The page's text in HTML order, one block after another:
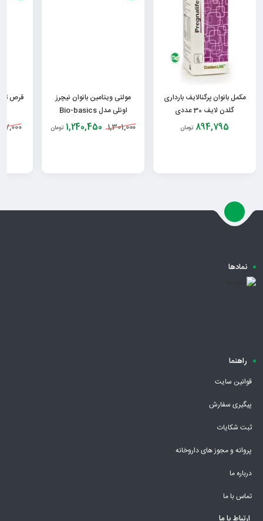
مکمل بانوان پرگنالایف بارداری
گلدن لایف 30 عددی
894,795 تومان
مولتی ویتامین بانوان نیچرز
اونلی مدل Bio-basics
1,301,000
1,240,450 تومان
قرص
نمادها
راهنما
قوانین سایت
پیگیری سفارش
ثبت شکایات
پروانه و مجوز های داروخانه
درباره ما
تماس با ما